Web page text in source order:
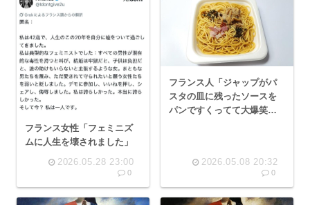
フランス女性「フェミニズ
ムに人生を壊されました」
2026.05.28 23:00
0
フランス人「ジャップがパ
スタの皿に残ったソースを
パンですくってて大爆笑だ
2026.05.08 20:32
0